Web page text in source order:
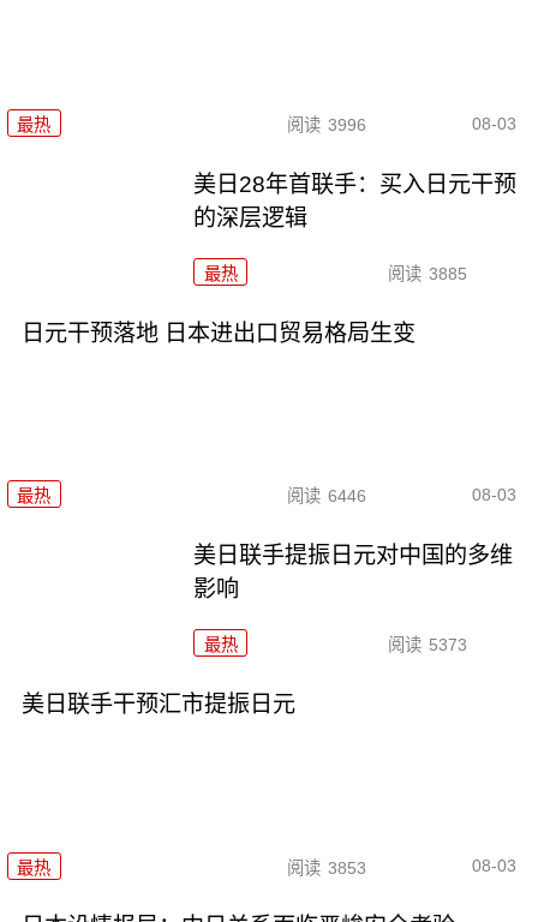
最热 阅读 3996 08-03
美日28年首联手：买入日元干预
的深层逻辑
最热 阅读 3885
日元干预落地 日本进出口贸易格局生变
最热 阅读 6446 08-03
美日联手提振日元对中国的多维
影响
最热 阅读 5373
美日联手干预汇市提振日元
最热 阅读 3853 08-03